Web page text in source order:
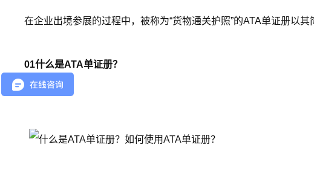
在企业出境参展的过程中，被称为“货物通关护照”的ATA单证册以
01什么是ATA单证册？